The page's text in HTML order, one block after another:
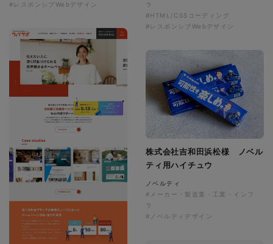
#レスポンシブWebデザイン
ラ
#HTML/CSSコーディング
#レスポンシブWebデザイン
株式会社吉和田浜松様 ノベル
ティ用ハイチュウ
ノベルティ
#メーカー・製造業・工業・インフ
ラ
#ノベルティデザイン